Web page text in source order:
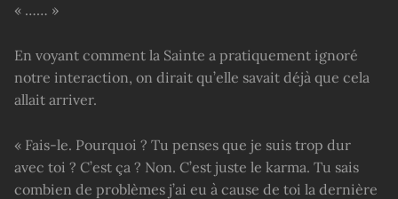
« …… »
En voyant comment la Sainte a pratiquement ignoré
notre interaction, on dirait qu’elle savait déjà que cela
allait arriver.
« Fais-le. Pourquoi ? Tu penses que je suis trop dur
avec toi ? C’est ça ? Non. C’est juste le karma. Tu sais
combien de problèmes j’ai eu à cause de toi la dernière